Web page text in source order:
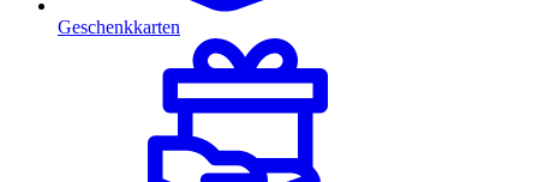
Geschenkkarten